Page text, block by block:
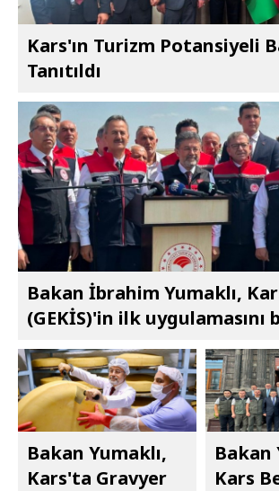
Kars'ın Turizm Potansiyeli
Tanıtıldı
Bakan İbrahim Yumaklı,
(GEKİS)'in ilk uygulamasını
Bakan Yumaklı,
Kars'ta Gravyer
Bakan
Kars